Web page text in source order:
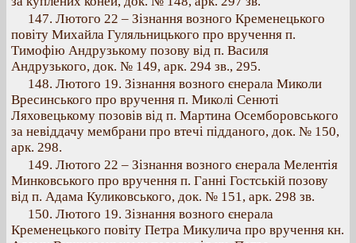
147. Лютого 22 – Зізнання возного Кременецького
повіту Михайла Гуляльницького про вручення п.
Тимофію Андрузькому позову від п. Василя
Андрузького, док. № 149, арк. 294 зв., 295.
148. Лютого 19. Зізнання возного єнерала Миколи
Вресинського про вручення п. Миколі Сенюті
Ляховецькому позовів від п. Мартина Осемборовського
за невіддачу мембрани про втечі підданого, док. № 150,
арк. 298.
149. Лютого 22 – Зізнання возного єнерала Мелентія
Минковського про вручення п. Ганні Гостській позову
від п. Адама Куликовського, док. № 151, арк. 298 зв.
150. Лютого 19. Зізнання возного єнерала
Кременецького повіту Петра Микулича про вручення кн.